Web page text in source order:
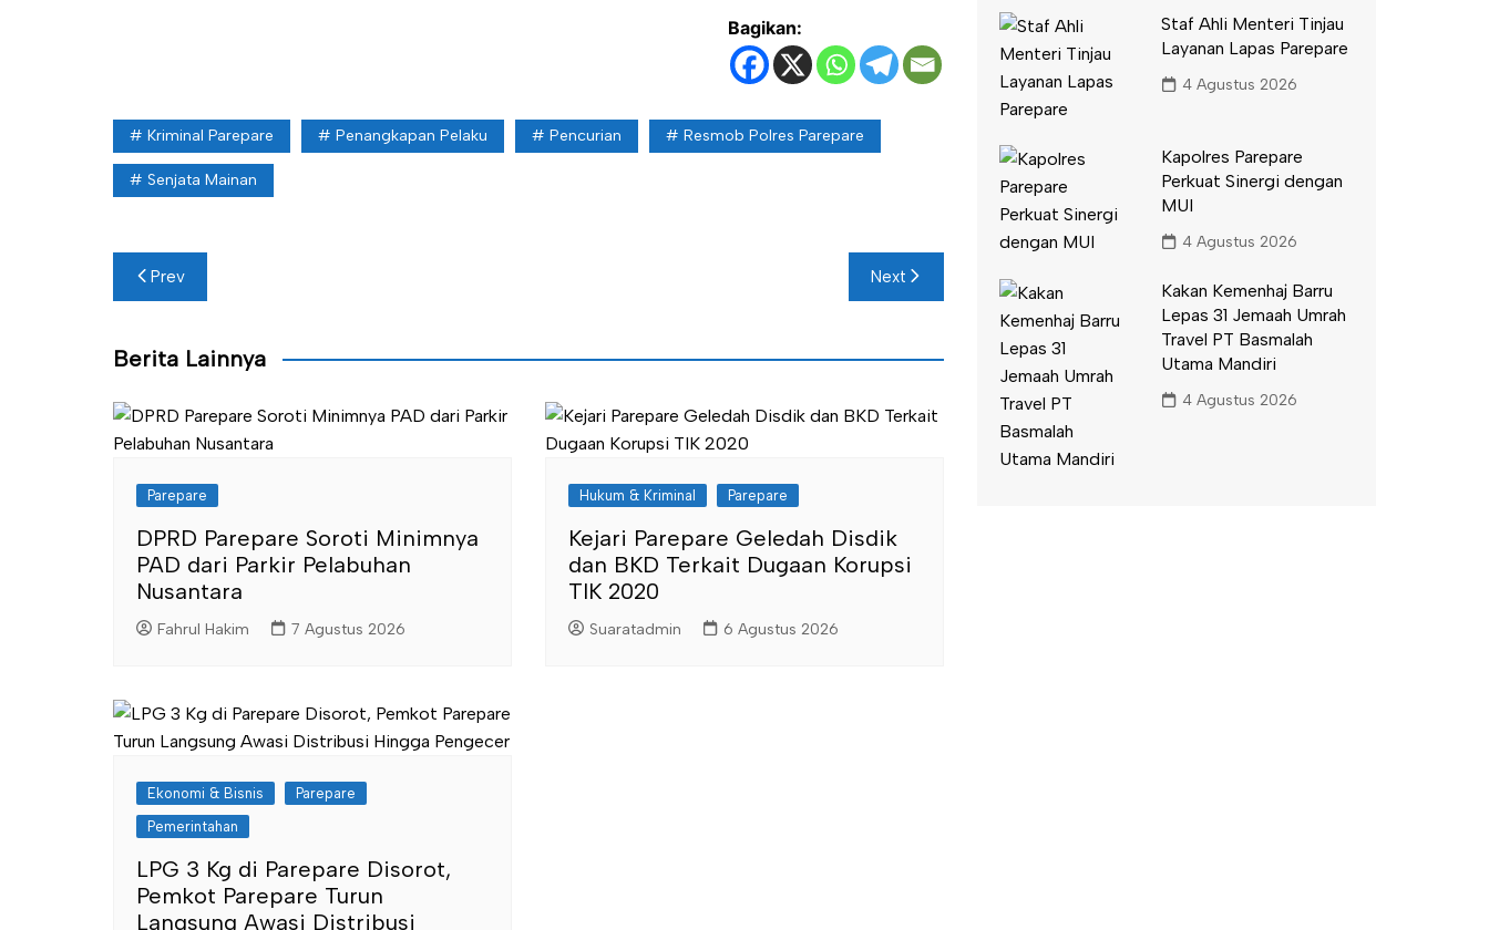
Bagikan:
Kriminal Parepare Penangkapan Pelaku Pencurian Resmob Polres Parepare
Senjata Mainan
Navigasi
pos
Prev Next
Berita Lainnya
Parepare
DPRD Parepare Soroti Minimnya
PAD dari Parkir Pelabuhan
Nusantara
Fahrul Hakim 7 Agustus 2026
Hukum & Kriminal Parepare
Kejari Parepare Geledah Disdik
dan BKD Terkait Dugaan Korupsi
TIK 2020
Suaratadmin 6 Agustus 2026
Ekonomi & Bisnis
Parepare
Pemerintahan
LPG 3 Kg di Parepare Disorot,
Pemkot Parepare Turun
Langsung Awasi Distribusi
Staf Ahli Menteri Tinjau
Layanan Lapas Parepare
4 Agustus 2026
Kapolres Parepare
Perkuat Sinergi dengan
MUI
4 Agustus 2026
Kakan Kemenhaj Barru
Lepas 31 Jemaah Umrah
Travel PT Basmalah
Utama Mandiri
4 Agustus 2026